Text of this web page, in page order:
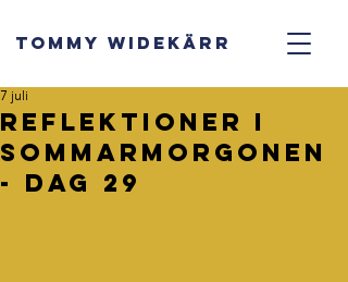
TOMMY WIDEKÄRR
Reflektioner i
sommarmorgonen
- dag 29
7 juli